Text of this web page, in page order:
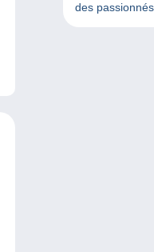
des